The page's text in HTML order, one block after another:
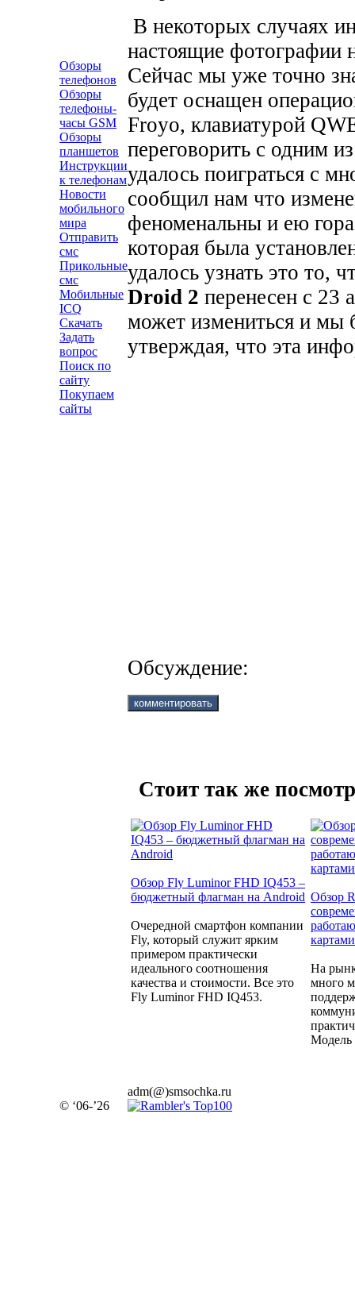
Обзоры
телефонов
Обзоры
телефоны-
часы GSM
Обзоры
планшетов
Инструкции
к телефонам
Новости
мобильного
мира
Отправить
смс
Прикольные
смс
Мобильные
ICQ
Скачать
Задать
вопрос
Поиск по
сайту
Покупаем
сайты
В некоторых случаях
настоящие фотографии
Сейчас мы уже точно
будет оснащен
Froyo, клавиатурой
переговорить с одним
удалось поиграться с
сообщил нам что
феноменальны и ею
которая была
удалось узнать это то,
Droid 2 перенесен с 23
может измениться и мы
утверждая, что эта
Обсуждение:
Стоит так же
Обзор Fly Luminor FHD IQ453 –
бюджетный флагман на Android
Очередной смартфон компании
Fly, который служит ярким
примером практически
идеального соотношения
качества и стоимости. Все это
Fly Luminor FHD IQ453.
Обзор
картами
На
много
Модель
© ‘06-’26
adm(@)smsochka.ru